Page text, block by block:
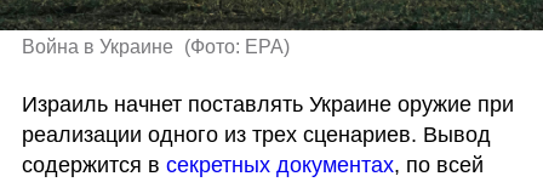
Война в Украине (Фото: EPA)
Израиль начнет поставлять Украине оружие при
реализации одного из трех сценариев. Вывод
содержится в секретных документах, по всей